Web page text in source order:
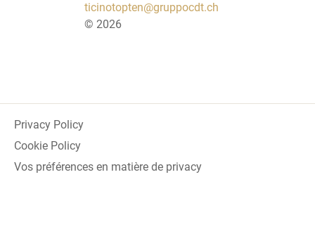
ticinotopten@gruppocdt.ch
© 2026
Privacy Policy
Cookie Policy
Vos préférences en matière de privacy